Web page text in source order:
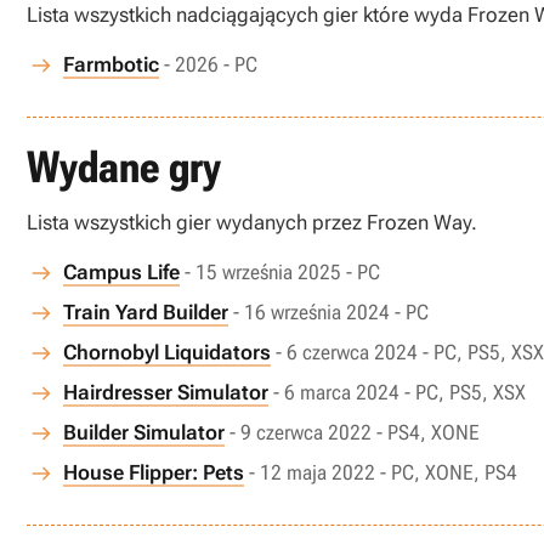
Lista wszystkich nadciągających gier które wyda Frozen
Farmbotic - 2026 - PC
Wydane gry
Lista wszystkich gier wydanych przez Frozen Way.
Campus Life - 15 września 2025 - PC
Train Yard Builder - 16 września 2024 - PC
Chornobyl Liquidators - 6 czerwca 2024 - PC, PS5, XSX
Hairdresser Simulator - 6 marca 2024 - PC, PS5, XSX
Builder Simulator - 9 czerwca 2022 - PS4, XONE
House Flipper: Pets - 12 maja 2022 - PC, XONE, PS4